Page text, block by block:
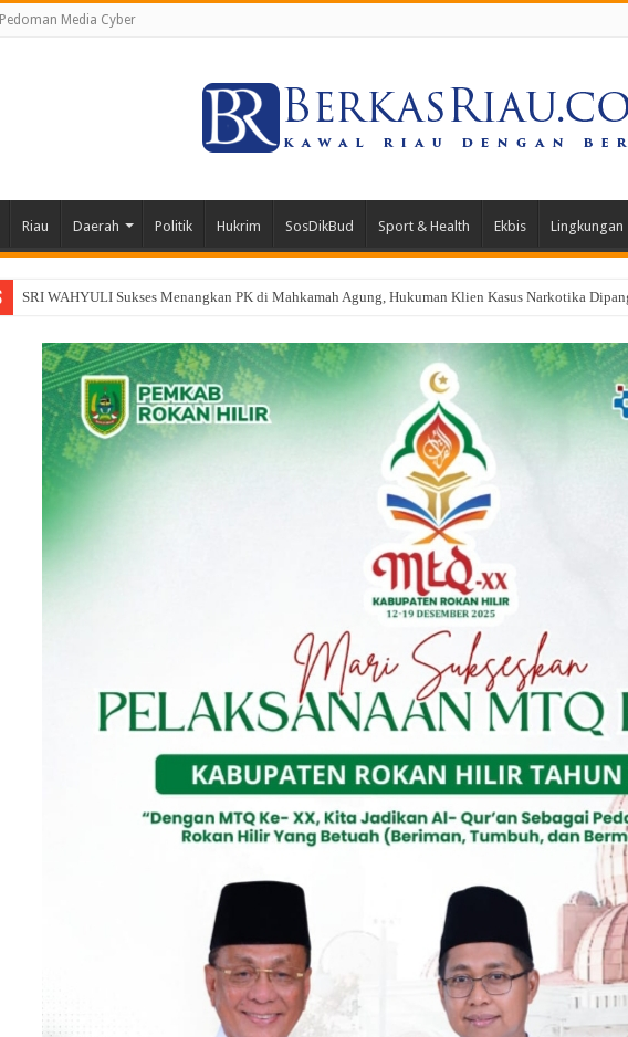
Pedoman Media Cyber
Riau Daerah Politik Hukrim SosDikBud Sport & Health Ekbis Lingkungan
Siap Tempur Lawan Karhutla, Dandim 0321/Rohil Terjunkan 1 SST Dalam Apel Gabungan